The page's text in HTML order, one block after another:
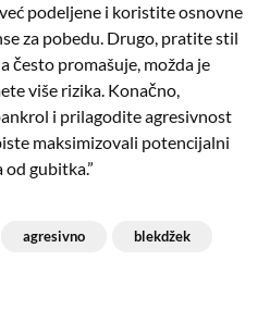
podeljene i koristite osnovne
za pobedu. Drugo, pratite stil
često promašuje, možda je
više rizika. Konačno,
i prilagodite agresivnost
maksimizovali potencijalni
gubitka.”
agresivno blekdžek